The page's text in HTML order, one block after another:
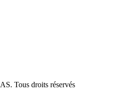
Tous droits réservés